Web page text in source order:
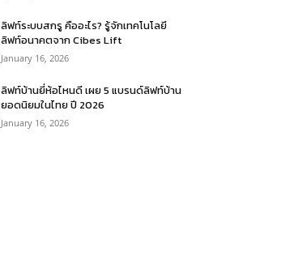
ลิฟท์ระบบสกรู คืออะไร? รู้จักเทคโนโลยี
ลิฟท์อนาคตจาก Cibes Lift
January 16, 2026
ลิฟท์บ้านยี่ห้อไหนดี เผย 5 แบรนด์ลิฟท์บ้าน
ยอดนิยมในไทย ปี 2026
January 16, 2026